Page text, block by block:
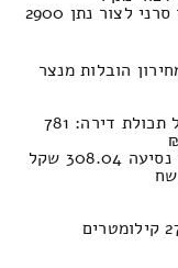
הערכת מחירי במעבר לדירה 2 חדרים מנצר סרני לצור נתן 2900
בית 2 חדרים במחירון הובלות מנצר
נפח הובלה (חפצים) : 18.1м³ / משקל תכולת דירה: 781